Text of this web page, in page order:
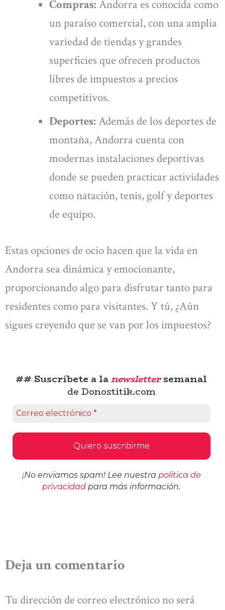
Compras:Andorra es conocida como
un paraíso comercial, con una amplia
variedad de tiendas y grandes
superficies que ofrecen productos
libres de impuestos a precios
competitivos.
Deportes:Además de los deportes de
montaña, Andorra cuenta con
modernas instalaciones deportivas
donde se pueden practicar actividades
como natación, tenis, golf y deportes
de equipo.
Estas opciones de ocio hacen que la vida en
Andorra sea dinámica y emocionante,
proporcionando algo para disfrutar tanto para
residentes como para visitantes. Y tú, ¿Aún
sigues creyendo que se van por los impuestos?
## Suscríbete a lanewslettersemanal
de Donostitik.com
¡No enviamos spam! Lee nuestra política de
privacidad para más información.
Deja un comentario
Tu dirección de correo electrónico no será